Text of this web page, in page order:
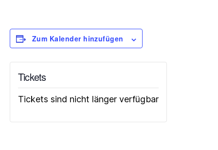
Zum Kalender hinzufügen
Tickets
Tickets sind nicht länger verfügbar